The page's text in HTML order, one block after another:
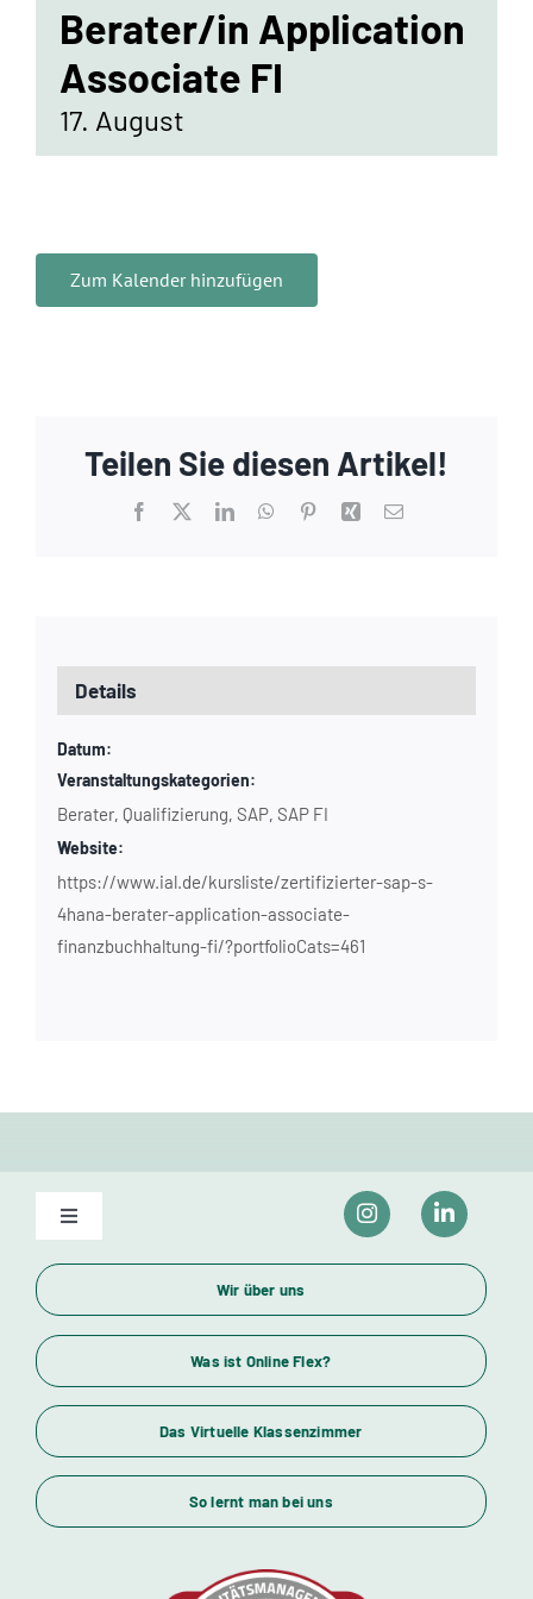
Berater/in Application
Associate FI
17. August
Zum Kalender hinzufügen
Teilen Sie diesen Artikel!
Facebook LinkedInWhatsApp
PinterestXing E-
Details
Datum:
Veranstaltungskategorien:
Berater, Qualifizierung, SAP, SAP FI
Website:
https://www.ial.de/kursliste/zertifizierter-sap-s-
4hana-berater-application-associate-
finanzbuchhaltung-fi/?portfolioCats=461
Toggle
Unser Bildungsangebot
Wirtschaftsfachwirte und Industriemeister
Themenübersicht
Wir über uns
Was ist Online Flex?
Das Virtuelle Klassenzimmer
So lernt man bei uns